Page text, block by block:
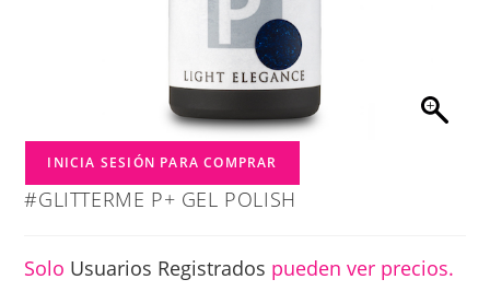
INICIA SESIÓN PARA COMPRAR
#GLITTERME P+ GEL POLISH
Solo Usuarios Registrados pueden ver precios.